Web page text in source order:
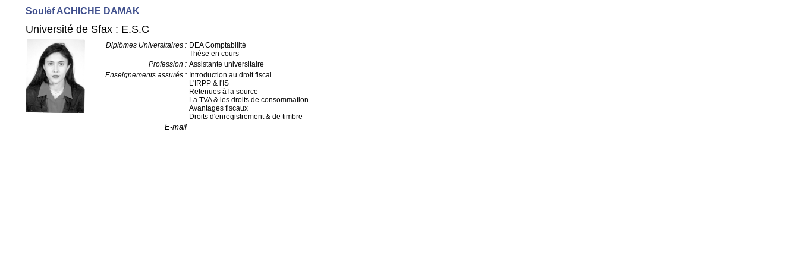
Soulèf ACHICHE DAMAK
Université de Sfax : E.S.C
Diplômes Universitaires : DEA Comptabilité
Thèse en cours
Profession : Assistante universitaire
Enseignements assurés : Introduction au droit fiscal
L'IRPP & l'IS
Retenues à la source
La TVA & les droits de consommation
Avantages fiscaux
Droits d'enregistrement & de timbre
E-mail